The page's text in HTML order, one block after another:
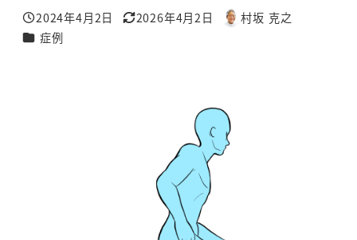
投稿日
2024年4月2日
更新日
2026年4月2日
著
村坂 克之
カテゴリー
症例